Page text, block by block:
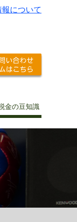
について
金の豆知識